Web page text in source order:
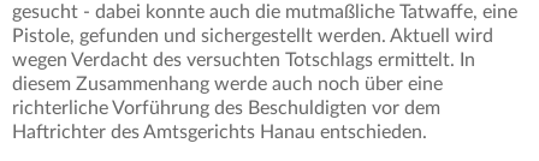
gesucht - dabei konnte auch die mutmaßliche Tatwaffe, eine
Pistole, gefunden und sichergestellt werden. Aktuell wird
wegen Verdacht des versuchten Totschlags ermittelt. In
diesem Zusammenhang werde auch noch über eine
richterliche Vorführung des Beschuldigten vor dem
Haftrichter des Amtsgerichts Hanau entschieden.